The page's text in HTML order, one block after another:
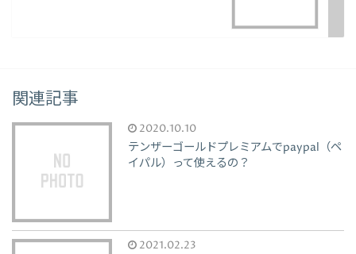
関連記事
2020.10.10
テンザーゴールドプレミアムでpaypal（ペ
イパル）って使えるの？
2021.02.23